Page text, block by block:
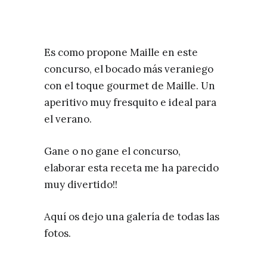
Es como propone Maille en este
concurso, el bocado más veraniego
con el toque gourmet de Maille. Un
aperitivo muy fresquito e ideal para
el verano.
Gane o no gane el concurso,
elaborar esta receta me ha parecido
muy divertido!!
Aquí os dejo una galería de todas las
fotos.